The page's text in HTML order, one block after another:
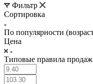
Фильтр
Сортировка
По популярности
Цена
Типовые правила продаж